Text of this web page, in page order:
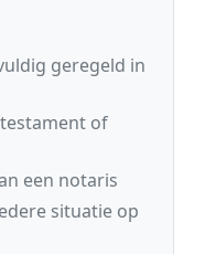
geregeld in
of
een notaris
situatie op